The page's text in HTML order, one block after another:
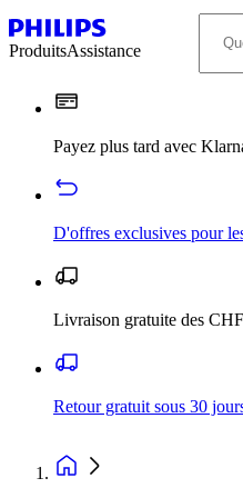
ProduitsAssistance
Payez plus tard avec
D'offres exclusives pour
Livraison gratuite des
Retour gratuit sous 30